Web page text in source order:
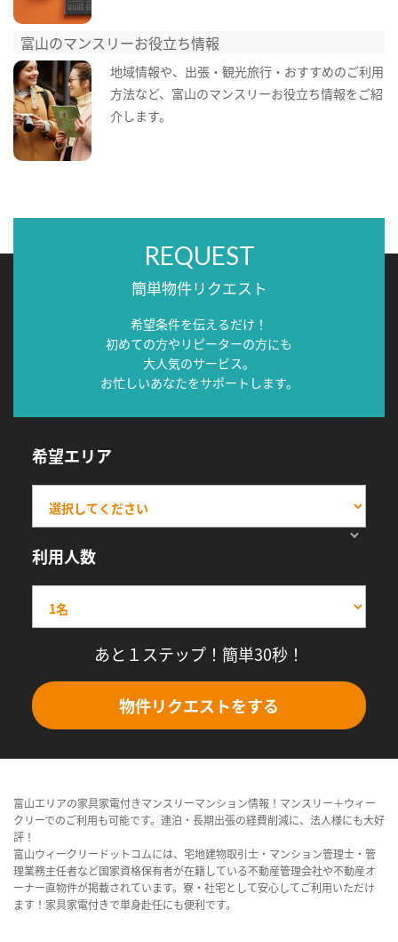
富山のマンスリーお役立ち情報
地域情報や、出張・観光旅行・おすすめのご利用
方法など、富山のマンスリーお役立ち情報をご紹
介します。
REQUEST
簡単物件リクエスト
希望条件を伝えるだけ！
初めての方やリピーターの方にも
大人気のサービス。
お忙しいあなたをサポートします。
希望エリア
利用人数
あと１ステップ！簡単30秒！
物件リクエストをする
富山エリアの家具家電付きマンスリーマンション情報！マンスリー＋ウィー
クリーでのご利用も可能です。連泊・長期出張の経費削減に、法人様にも大好
評！
富山ウィークリードットコムには、宅地建物取引士・マンション管理士・管
理業務主任者など国家資格保有者が在籍している不動産管理会社や不動産オ
ーナー直物件が掲載されています。寮・社宅として安心してご利用いただけ
ます！家具家電付きで単身赴任にも便利です。